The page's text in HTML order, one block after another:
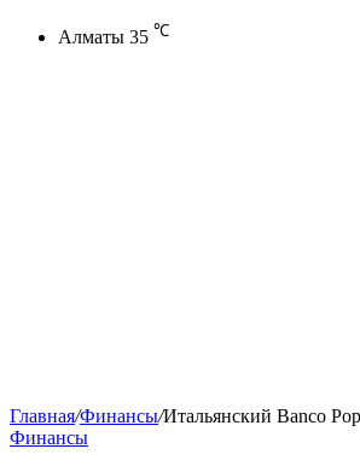
Алматы 35 ℃
Главная/Финансы/Итальянский Banco
Финансы